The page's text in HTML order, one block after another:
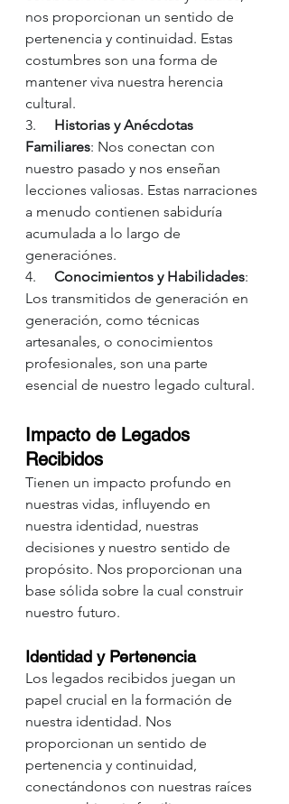
nos proporcionan un sentido de
pertenencia y continuidad. Estas
costumbres son una forma de
mantener viva nuestra herencia
cultural.
3. Historias y Anécdotas
Familiares: Nos conectan con
nuestro pasado y nos enseñan
lecciones valiosas. Estas narraciones
a menudo contienen sabiduría
acumulada a lo largo de
generaciónes.
4. Conocimientos y Habilidades:
Los transmitidos de generación en
generación, como técnicas
artesanales, o conocimientos
profesionales, son una parte
esencial de nuestro legado cultural.
Impacto de Legados
Recibidos
Tienen un impacto profundo en
nuestras vidas, influyendo en
nuestra identidad, nuestras
decisiones y nuestro sentido de
propósito. Nos proporcionan una
base sólida sobre la cual construir
nuestro futuro.
Identidad y Pertenencia
Los legados recibidos juegan un
papel crucial en la formación de
nuestra identidad. Nos
proporcionan un sentido de
pertenencia y continuidad,
conectándonos con nuestras raíces